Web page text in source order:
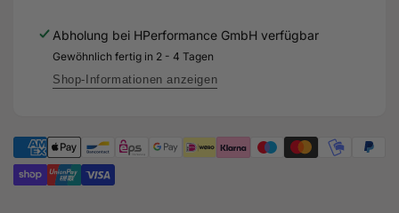
OEM
8S0133246B
DNW
OEM
8S0133246B
Abholung bei HPerformance GmbH verfügbar
Gewöhnlich fertig in 2 - 4 Tagen
Shop-Informationen anzeigen